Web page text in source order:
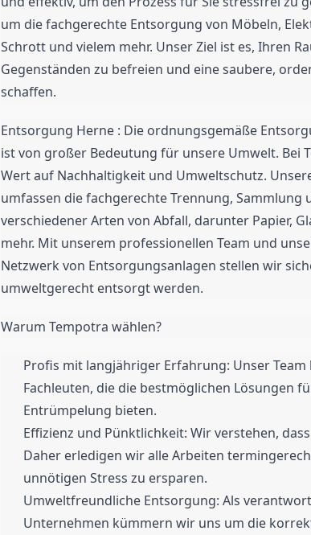
um die fachgerechte Entsorgung von Möbeln,
Schrott und vielem mehr. Unser Ziel ist es, Ihren
Gegenständen zu befreien und eine saubere,
schaffen.
Entsorgung Herne : Die ordnungsgemäße
ist von großer Bedeutung für unsere Umwelt. Bei
Wert auf Nachhaltigkeit und Umweltschutz.
umfassen die fachgerechte Trennung, Sammlung
verschiedener Arten von Abfall, darunter Papier,
mehr. Mit unserem professionellen Team und
Netzwerk von Entsorgungsanlagen stellen wir
umweltgerecht entsorgt werden.
Warum Tempotra wählen?
Profis mit langjähriger Erfahrung: Unser
Fachleuten, die die bestmöglichen Lösungen
Entrümpelung bieten.
Effizienz und Pünktlichkeit: Wir verstehen,
Daher erledigen wir alle Arbeiten
unnötigen Stress zu ersparen.
Umweltfreundliche Entsorgung: Als
Unternehmen kümmern wir uns um die